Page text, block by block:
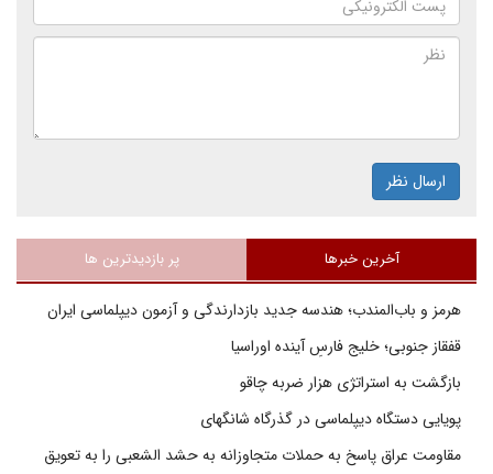
ارسال نظر
آخرین خبرها پر بازدیدترین ها
هرمز و باب‌المندب؛ هندسه جدید بازدارندگی و آزمون دیپلماسی ایران
قفقاز جنوبی؛ خلیج فارسِ آینده اوراسیا
بازگشت به استراتژی هزار ضربه چاقو
پویایی دستگاه دیپلماسی در گذرگاه شانگهای
مقاومت عراق پاسخ به حملات متجاوزانه به حشد الشعبی را به تعویق